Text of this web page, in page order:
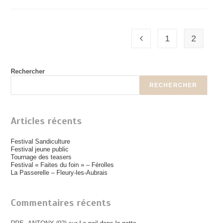
Go to the previous page
1 2
Rechercher
RECHERCHER
Articles récents
Festival Sandiculture
Festival jeune public
Tournage des teasers
Festival « Faites du foin » – Férolles
La Passerelle – Fleury-les-Aubrais
Commentaires récents